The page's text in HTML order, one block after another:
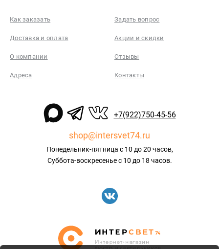
Как заказать Задать вопрос
Доставка и оплата Акции и скидки
О компании Отзывы
Адреса Контакты
+7(922)750-45-56
shop@intersvet74.ru
Понедельник-пятница с 10 до 20 часов,
Суббота-воскресенье с 10 до 18 часов.